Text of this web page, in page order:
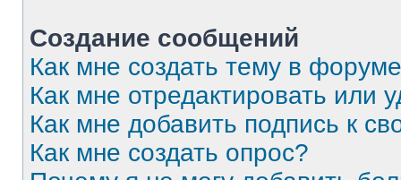
Создание сообщений
Как мне создать тему в
Как мне отредактировать или
Как мне добавить подпись к
Как мне создать опрос?